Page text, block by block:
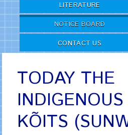
LITERATURE
NOTICE BOARD
CONTACT US
TODAY THE
KÕITS